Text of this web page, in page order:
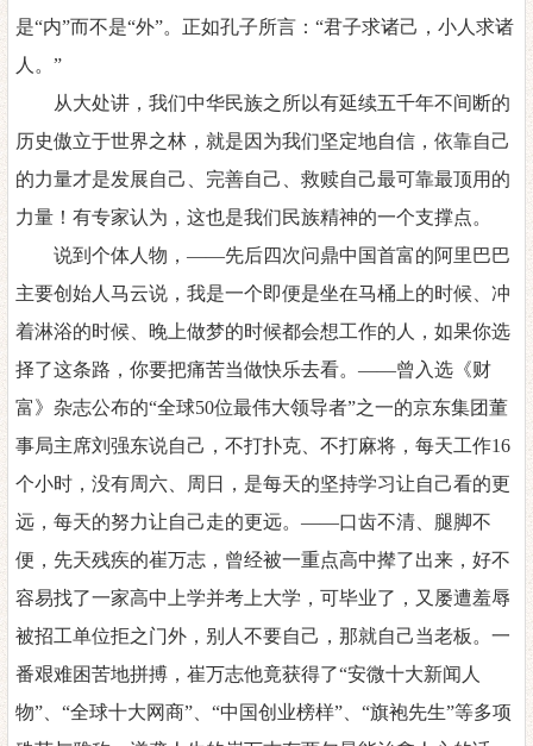
是“内”而不是“外”。正如孔子所言：“君子求诸己，小人求诸
人。”
从大处讲，我们中华民族之所以有延续五千年不间断的
历史傲立于世界之林，就是因为我们坚定地自信，依靠自己
的力量才是发展自己、完善自己、救赎自己最可靠最顶用的
力量！有专家认为，这也是我们民族精神的一个支撑点。
说到个体人物，——先后四次问鼎中国首富的阿里巴巴
主要创始人马云说，我是一个即便是坐在马桶上的时候、冲
着淋浴的时候、晚上做梦的时候都会想工作的人，如果你选
择了这条路，你要把痛苦当做快乐去看。——曾入选《财
富》杂志公布的“全球50位最伟大领导者”之一的京东集团董
事局主席刘强东说自己，不打扑克、不打麻将，每天工作16
个小时，没有周六、周日，是每天的坚持学习让自己看的更
远，每天的努力让自己走的更远。——口齿不清、腿脚不
便，先天残疾的崔万志，曾经被一重点高中撵了出来，好不
容易找了一家高中上学并考上大学，可毕业了，又屡遭羞辱
被招工单位拒之门外，别人不要自己，那就自己当老板。一
番艰难困苦地拼搏，崔万志他竟获得了“安微十大新闻人
物”、“全球十大网商”、“中国创业榜样”、“旗袍先生”等多项